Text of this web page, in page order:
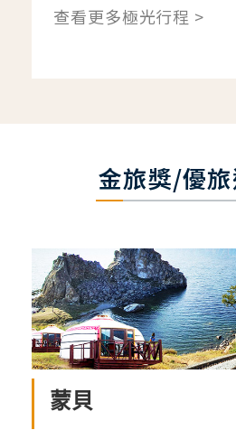
查看更多極光行程 >
金旅獎/優
蒙貝